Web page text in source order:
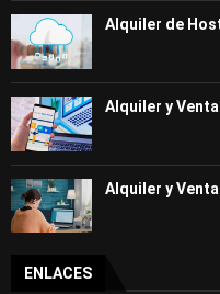
Alquiler de
Alquiler y
Alquiler y
ENLACES